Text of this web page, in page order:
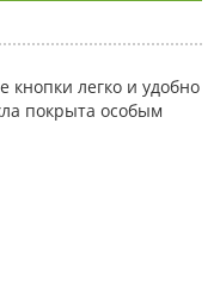
кнопки легко и удобно
покрыта особым